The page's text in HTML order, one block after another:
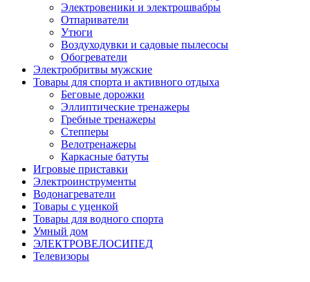
Электровеники и электрошвабры
Отпариватели
Утюги
Воздуходувки и садовые пылесосы
Обогреватели
Электробритвы мужские
Товары для спорта и активного отдыха
Беговые дорожки
Эллиптические тренажеры
Гребные тренажеры
Степперы
Велотренажеры
Каркасные батуты
Игровые приставки
Электроинструменты
Водонагреватели
Товары с уценкой
Товары для водного спорта
Умный дом
ЭЛЕКТРОВЕЛОСИПЕД
Телевизоры